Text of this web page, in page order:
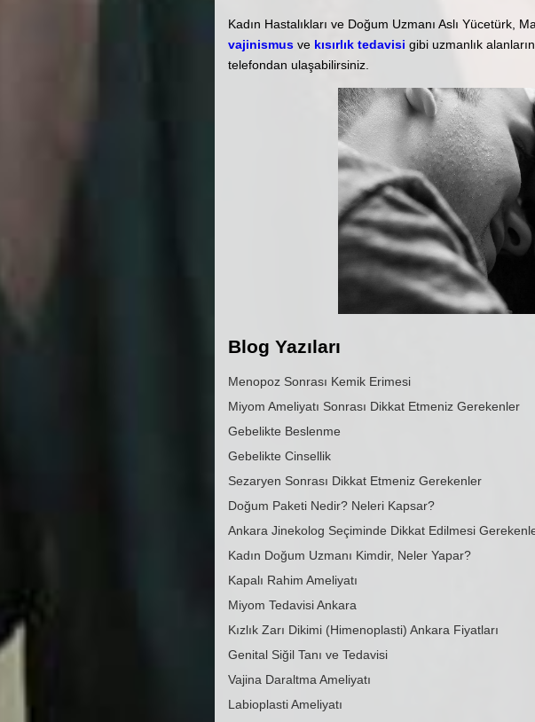
Kadın Hastalıkları ve Doğum Uzmanı Aslı Yücetürk,
vajinismusve kısırlık tedavisi gibi uzmanlık
telefondan ulaşabilirsiniz.
Blog Yazıları
Menopoz Sonrası Kemik Erimesi
Miyom Ameliyatı Sonrası Dikkat Etmeniz Gerekenler
Gebelikte Beslenme
Gebelikte Cinsellik
Sezaryen Sonrası Dikkat Etmeniz Gerekenler
Doğum Paketi Nedir? Neleri Kapsar?
Ankara Jinekolog Seçiminde Dikkat Edilmesi
Kadın Doğum Uzmanı Kimdir, Neler Yapar?
Kapalı Rahim Ameliyatı
Miyom Tedavisi Ankara
Kızlık Zarı Dikimi (Himenoplasti) Ankara Fiyatları
Genital Siğil Tanı ve Tedavisi
Vajina Daraltma Ameliyatı
Labioplasti Ameliyatı